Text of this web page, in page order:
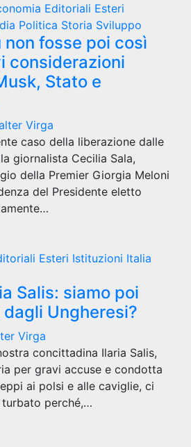
Editoriali Esteri
Politica Storia Sviluppo
non fosse poi così
considerazioni
Stato e
Virga
caso della liberazione dalle
giornalista Cecilia Sala,
della Premier Giorgia Meloni
del Presidente eletto
Esteri Istituzioni Italia
Salis: siamo poi
Ungheresi?
Virga
concittadina Ilaria Salis,
per gravi accuse e condotta
ai polsi e alle caviglie, ci
turbato perché,…